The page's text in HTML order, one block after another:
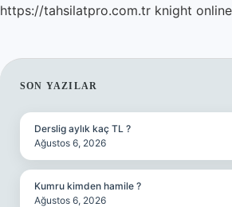
https://tahsilatpro.com.tr knight online
SIDEBAR
SON YAZILAR
Derslig aylık kaç TL ?
Ağustos 6, 2026
Kumru kimden hamile ?
Ağustos 6, 2026